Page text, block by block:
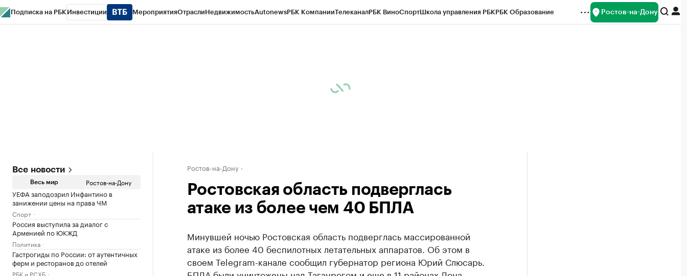
Подписка на РБК Инвестиции МероприятияОтраслиНедвижимостьAutonewsРБК КомпанииТелеканалРБК ВиноСпортШкола управления РБКРБК Образование Ростов-на-Дону
Все новости
Весь мир Ростов-на-Дону
УЕФА заподозрил Инфантино в
занижении цены на права ЧМ
Спорт
Россия выступила за диалог с
Арменией по ЮКЖД
Политика
Гастрогиды по России: от аутентичных
ферм и ресторанов до отелей
РБК и РСХБ
Ростов-на-Дону
Ростовская область подверглась
атаке из более чем 40 БПЛА
Минувшей ночью Ростовская область подверглась массированной
атаке из более 40 беспилотных летательных аппаратов. Об этом в
своем Telegram-канале сообщил губернатор региона Юрий Слюсарь.